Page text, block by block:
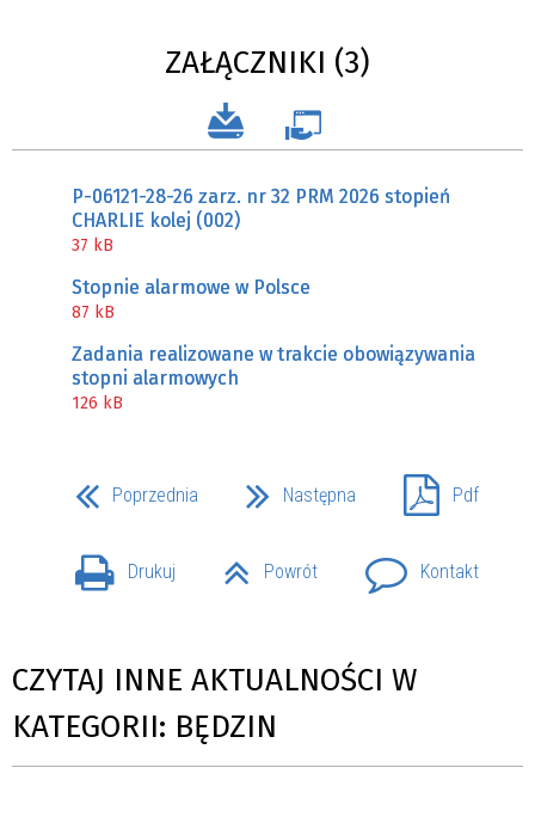
ZAŁĄCZNIKI (3)
P-06121-28-26 zarz. nr 32 PRM 2026 stopień
CHARLIE kolej (002)
37 kB
Stopnie alarmowe w Polsce
87 kB
Zadania realizowane w trakcie obowiązywania
stopni alarmowych
126 kB
Poprzednia Następna Pdf
Drukuj Powrót Kontakt
CZYTAJ INNE AKTUALNOŚCI W
KATEGORII: BĘDZIN